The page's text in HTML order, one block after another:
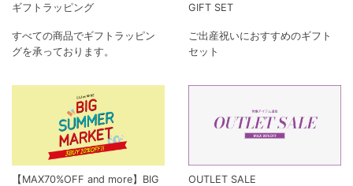
ギフトラッピング
すべての商品でギフトラッピン
グを承っております。
GIFT SET
ご出産祝いにおすすめのギフト
セット
【MAX70%OFF and more】BIG
OUTLET SALE